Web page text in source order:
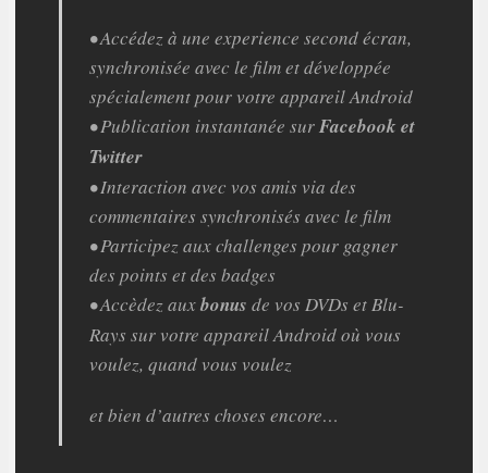
• Accédez à une experience second écran,
synchronisée avec le film et développée
spécialement pour votre appareil Android
• Publication instantanée surFacebook et
Twitter
• Interaction avec vos amis via des
commentaires synchronisés avec le film
• Participez aux challenges pour gagner
des points et des badges
• Accèdez auxbonus de vos DVDs et Blu-
Rays sur votre appareil Android où vous
voulez, quand vous voulez
et bien d’autres choses encore…